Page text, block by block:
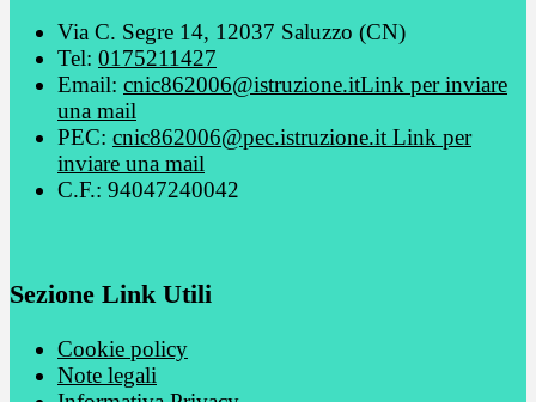
Via C. Segre 14, 12037 Saluzzo (CN)
Tel: 0175211427
Email: cnic862006@istruzione.itLink per inviare
una mail
PEC: cnic862006@pec.istruzione.it Link per
inviare una mail
C.F.: 94047240042
Sezione Link Utili
Cookie policy
Note legali